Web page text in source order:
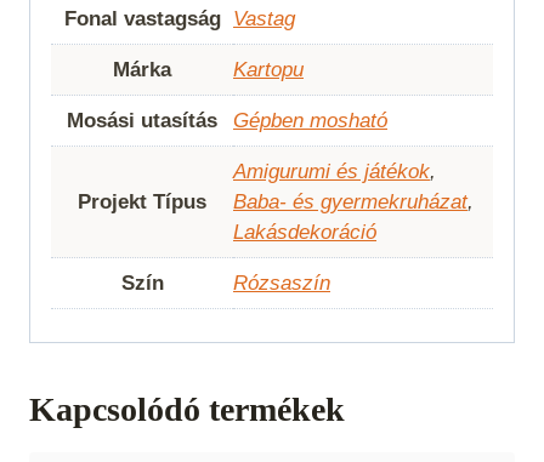
Fonal vastagság Vastag
Márka Kartopu
Mosási utasítás Gépben mosható
Projekt Típus
Amigurumi és játékok,
Baba- és gyermekruházat,
Lakásdekoráció
Szín Rózsaszín
Kapcsolódó termékek